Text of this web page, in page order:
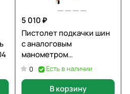
5 010 ₽
Пистолет подкачки шин
с аналоговым
манометром
WIEDERKRAFT WDK-29110
0 Есть в наличии
В корзину